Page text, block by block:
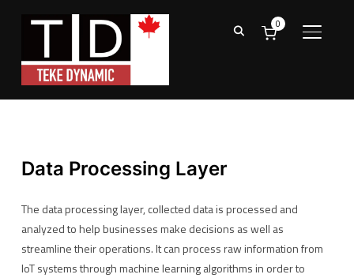
0
Data Processing Layer
The data processing layer, collected data is processed and
analyzed to help businesses make decisions as well as
streamline their operations. It can process raw information from
IoT systems through machine learning algorithms in order to